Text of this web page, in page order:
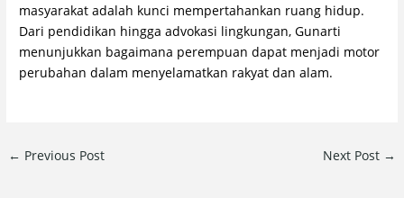
masyarakat adalah kunci mempertahankan ruang hidup.
Dari pendidikan hingga advokasi lingkungan, Gunarti
menunjukkan bagaimana perempuan dapat menjadi motor
perubahan dalam menyelamatkan rakyat dan alam.
← Previous Post Next Post →